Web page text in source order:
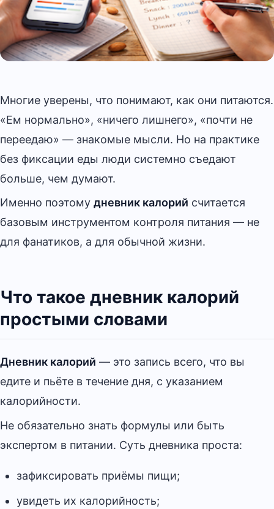
Многие уверены, что понимают, как они питаются.
«Ем нормально», «ничего лишнего», «почти не
переедаю» — знакомые мысли. Но на практике
без фиксации еды люди системно съедают
больше, чем думают.
Именно поэтому дневник калорий считается
базовым инструментом контроля питания — не
для фанатиков, а для обычной жизни.
Что такое дневник калорий
простыми словами
Дневник калорий — это запись всего, что вы
едите и пьёте в течение дня, с указанием
калорийности.
Не обязательно знать формулы или быть
экспертом в питании. Суть дневника проста:
зафиксировать приёмы пищи;
увидеть их калорийность;